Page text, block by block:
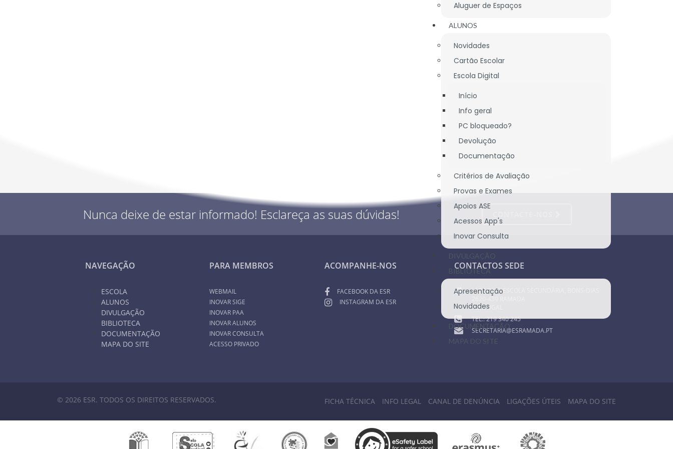
Aluguer de Espaços
ALUNOS
Novidades
Cartão Escolar
Escola Digital
Início
Info geral
PC bloqueado?
Devolução
Documentação
Critérios de Avaliação
Provas e Exames
Apoios ASE
Acessos App's
Inovar Consulta
DIVULGAÇÃO
BIBLIOTECA
Apresentação
Novidades
DOCUMENTAÇÃO
MAPA DO SITE
Nunca deixe de estar informado! Esclareça as suas dúvidas!
NAVEGAÇÃO
ESCOLA
ALUNOS
DIVULGAÇÃO
BIBLIOTECA
DOCUMENTAÇÃO
MAPA DO SITE
PARA MEMBROS
WEBMAIL
INOVAR SIGE
INOVAR PAA
INOVAR ALUNOS
INOVAR CONSULTA
ACESSO PRIVADO
ACOMPANHE-NOS
FACEBOOK DA ESR
INSTAGRAM DA ESR
CONTACTOS SEDE
LARGO DA ESCOLA SECUNDÁRIA, BONS-DIAS
PORTUGAL
TEL.: 219 340 245
SECRETARIA@ESRAMADA.PT
© 2026 ESR. TODOS OS DIREITOS RESERVADOS. FICHA TÉCNICA INFO LEGAL CANAL DE DENÚNCIA LIGAÇÕES ÚTEIS MAPA DO SITE